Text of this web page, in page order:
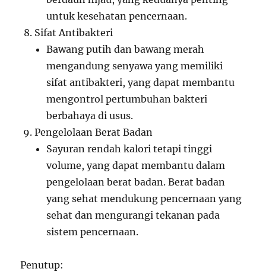
untuk kesehatan pencernaan.
Sifat Antibakteri
Bawang putih dan bawang merah
mengandung senyawa yang memiliki
sifat antibakteri, yang dapat membantu
mengontrol pertumbuhan bakteri
berbahaya di usus.
Pengelolaan Berat Badan
Sayuran rendah kalori tetapi tinggi
volume, yang dapat membantu dalam
pengelolaan berat badan. Berat badan
yang sehat mendukung pencernaan yang
sehat dan mengurangi tekanan pada
sistem pencernaan.
Penutup: